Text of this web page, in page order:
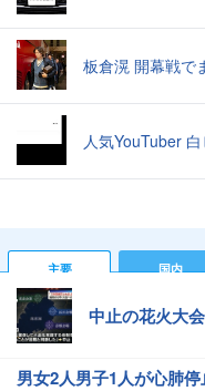
板倉滉 開幕戦で
人気YouTuber
主要 国内
中止の花火大
男女2人男子1人が心肺